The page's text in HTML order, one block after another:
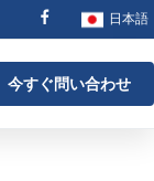
日本語
今すぐ問い合わせ